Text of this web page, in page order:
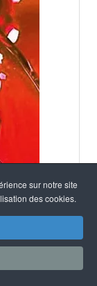
produit
sur notre site
des cookies.